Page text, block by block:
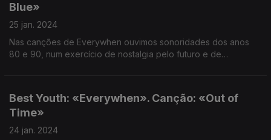
Blue»
25 jan. 2024
Nas canções de Everywhen ouvimos sonoridades dos anos
80 e 90, num exercício de nostalgia pelo futuro e de
Best Youth: «Everywhen». Canção: «Out of
Time»
24 jan. 2024